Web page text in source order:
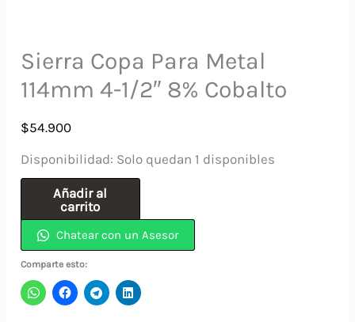
Sierra Copa Para Metal
114mm 4-1/2″ 8% Cobalto
$54.900
Disponibilidad: Solo quedan 1 disponibles
Sierra
Para
Metal
114mm
Añadir al
carrito
Chatear con un Asesor
Comparte esto: